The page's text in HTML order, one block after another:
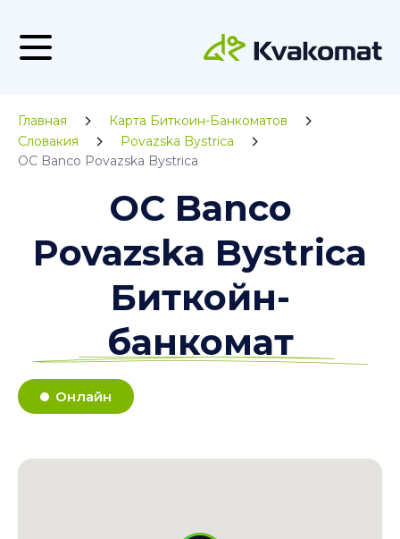
Главная
Карта Биткоин-Банкоматов
Словакия
Povazska Bystrica
OC Banco Povazska Bystrica
OC Banco
Povazska Bystrica
Биткойн-
банкомат
Онлайн